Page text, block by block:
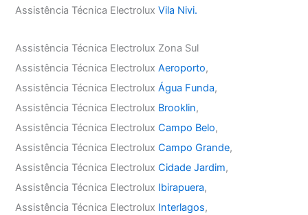
Assistência Técnica ElectroluxVila Nivi.
Assistência Técnica Electrolux Zona Sul
Assistência Técnica ElectroluxAeroporto,
Assistência Técnica ElectroluxÁgua Funda,
Assistência Técnica Electrolux Brooklin,
Assistência Técnica ElectroluxCampo Belo,
Assistência Técnica ElectroluxCampo Grande,
Assistência Técnica ElectroluxCidade Jardim,
Assistência Técnica Electrolux Ibirapuera,
Assistência Técnica Electrolux Interlagos,